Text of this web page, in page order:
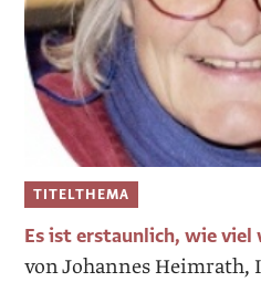
TITELTHEMA
Es ist erstaunlich, wie viel
von Johannes Heimrath,